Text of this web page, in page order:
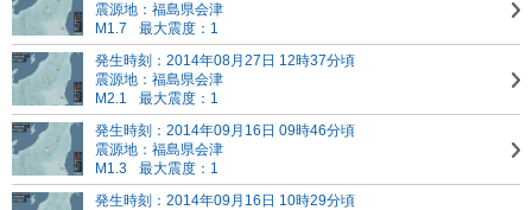
震源地：福島県会津
M1.7
最大震度：1
発生時刻：2014年08月27日 12時37分頃
震源地：福島県会津
M2.1
最大震度：1
発生時刻：2014年09月16日 09時46分頃
震源地：福島県会津
M1.3
最大震度：1
発生時刻：2014年09月16日 10時29分頃